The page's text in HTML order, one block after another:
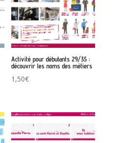
Activité pour débutants 29/35 :
découvrir les noms des métiers
1,50€